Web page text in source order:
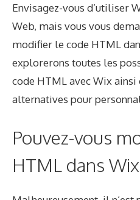
Envisagez-vous d’utiliser
Web, mais vous vous
modifier le code HTML
explorerons toutes les
code HTML avec Wix ainsi
alternatives pour
Pouvez-vous
HTML dans